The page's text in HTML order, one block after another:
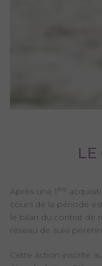
LE
Après une 1ère
cours de la période
le bilan du contrat de
réseau de suivi
Cette action inscrite